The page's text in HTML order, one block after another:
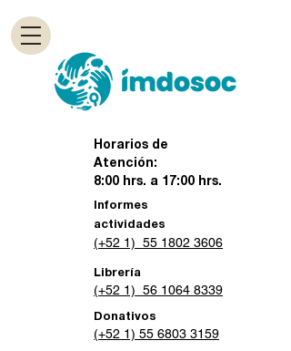
Horarios de
Atención:
8:00 hrs. a 17:00 hrs.
Informes
actividades
(+52 1) 55 1802 3606
Librería
(+52 1) 56 1064 8339
Donativos
(+52 1) 55 6803 3159